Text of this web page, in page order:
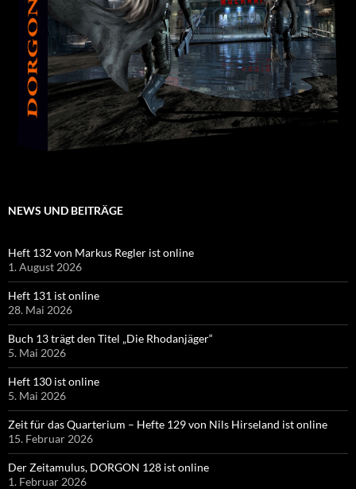
NEWS UND BEITRÄGE
Heft 132 von Markus Regler ist online
1. August 2026
Heft 131 ist online
28. Mai 2026
Buch 13 trägt den Titel „Die Rhodanjäger“
5. Mai 2026
Heft 130 ist online
5. Mai 2026
Zeit für das Quarterium – Hefte 129 von Nils Hirseland ist online
15. Februar 2026
Der Zeitamulus, DORGON 128 ist online
1. Februar 2026